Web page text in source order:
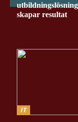
skapar resultat
IT